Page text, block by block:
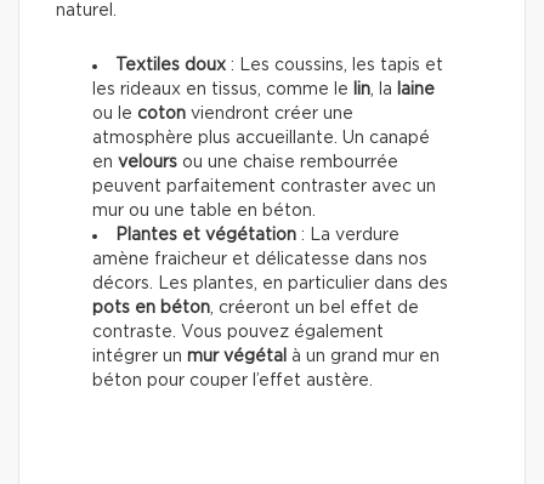
naturel.
Textiles doux : Les coussins, les tapis et
les rideaux en tissus, comme le lin , la
laine
ou le coton viendront créer une
atmosphère plus accueillante. Un canapé
en velours ou une chaise rembourrée
peuvent parfaitement contraster avec un
mur ou une table en béton.
Plantes et végétation : La verdure
amène fraicheur et délicatesse dans nos
décors. Les plantes, en particulier dans des
pots en béton , créeront un bel effet de
contraste. Vous pouvez également
intégrer un mur végétal à un grand mur en
béton pour couper l’effet austère.